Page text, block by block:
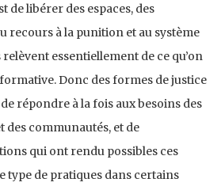
de libérer des espaces, des
recours à la punition et au système
essentiellement de ce qu’on
Donc des formes de justice
répondre à la fois aux besoins des
des communautés, et de
qui ont rendu possibles ces
type de pratiques dans certains